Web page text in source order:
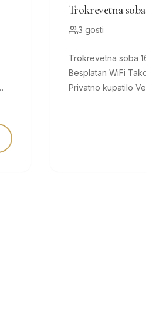
Trokrevetna soba
3 gosti
Trokrevetna soba 16 m² TV sa ravnim ekranom
Besplatan WiFi Također Kupatilo sa kadom ili tušem
Privatno kupatilo Veličina sobe: 16 m² 1 bračni